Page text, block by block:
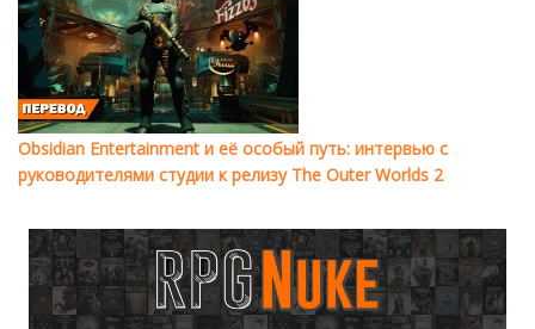
Obsidian Entertainment и её особый путь: интервью с
руководителями студии к релизу The Outer Worlds 2